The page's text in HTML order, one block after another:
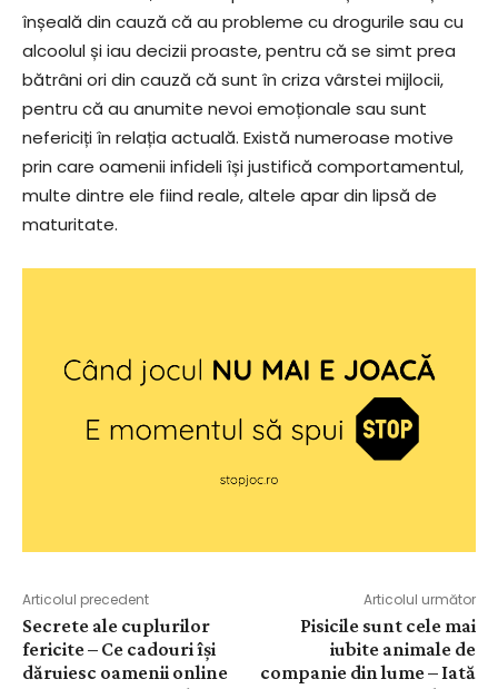
înșeală din cauză că au probleme cu drogurile sau cu
alcoolul și iau decizii proaste, pentru că se simt prea
bătrâni ori din cauză că sunt în criza vârstei mijlocii,
pentru că au anumite nevoi emoționale sau sunt
nefericiți în relația actuală. Există numeroase motive
prin care oamenii infideli își justifică comportamentul,
multe dintre ele fiind reale, altele apar din lipsă de
maturitate.
Articolul precedent
Secrete ale cuplurilor
fericite – Ce cadouri își
dăruiesc oamenii online
Articolul următor
Pisicile sunt cele mai
iubite animale de
companie din lume – Iată